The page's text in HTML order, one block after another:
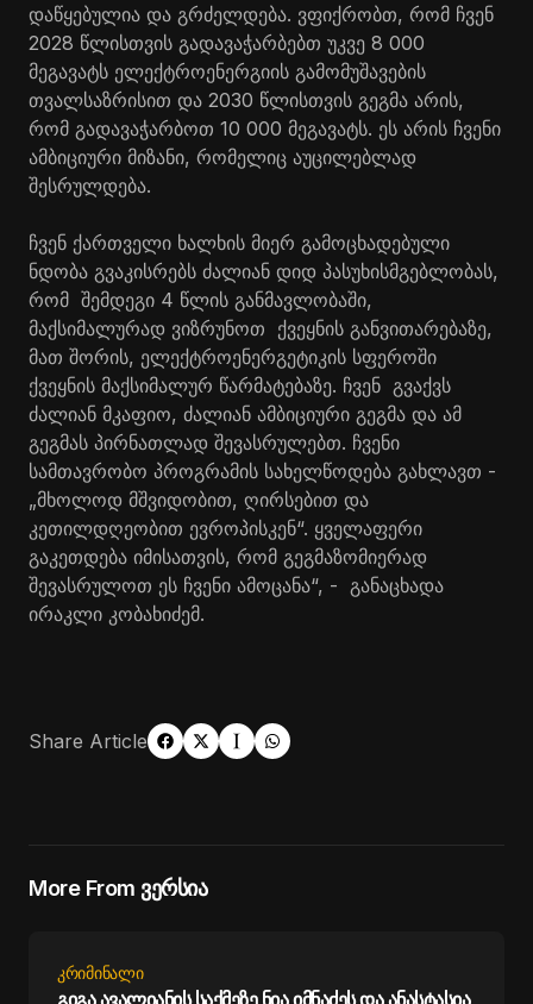
დაწყებულია და გრძელდება. ვფიქრობთ, რომ ჩვენ
2028 წლისთვის გადავაჭარბებთ უკვე 8 000
მეგავატს ელექტროენერგიის გამომუშავების
თვალსაზრისით და 2030 წლისთვის გეგმა არის,
რომ გადავაჭარბოთ 10 000 მეგავატს. ეს არის ჩვენი
ამბიციური მიზანი, რომელიც აუცილებლად
შესრულდება.
ჩვენ ქართველი ხალხის მიერ გამოცხადებული
ნდობა გვაკისრებს ძალიან დიდ პასუხისმგებლობას,
რომ შემდეგი 4 წლის განმავლობაში,
მაქსიმალურად ვიზრუნოთ ქვეყნის განვითარებაზე,
მათ შორის, ელექტროენერგეტიკის სფეროში
ქვეყნის მაქსიმალურ წარმატებაზე. ჩვენ გვაქვს
ძალიან მკაფიო, ძალიან ამბიციური გეგმა და ამ
გეგმას პირნათლად შევასრულებთ. ჩვენი
სამთავრობო პროგრამის სახელწოდება გახლავთ -
„მხოლოდ მშვიდობით, ღირსებით და
კეთილდღეობით ევროპისკენ“. ყველაფერი
გაკეთდება იმისათვის, რომ გეგმაზომიერად
შევასრულოთ ეს ჩვენი ამოცანა“, - განაცხადა
ირაკლი კობახიძემ.
Share Article
More From ვერსია
ᲙᲠᲘᲛᲘᲜᲐᲚᲘ